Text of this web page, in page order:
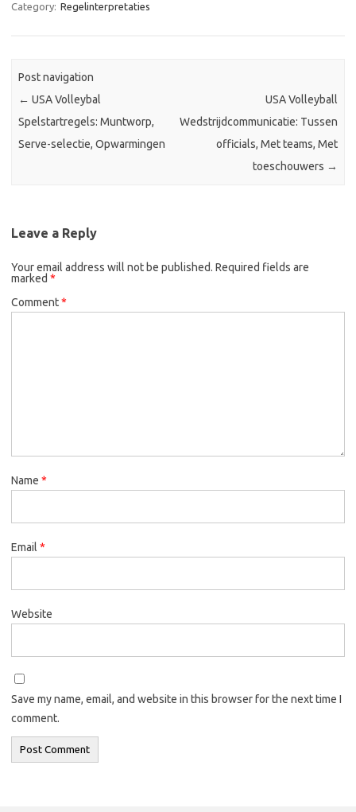
Category: Regelinterpretaties
Post navigation
← USA Volleybal
Spelstartregels: Muntworp,
Serve-selectie, Opwarmingen
USA Volleyball
Wedstrijdcommunicatie: Tussen
officials, Met teams, Met
toeschouwers →
Leave a Reply
Your email address will not be published. Required fields are
marked *
Comment*
Name *
Email *
Website
Save my name, email, and website in this browser for the next time I
comment.